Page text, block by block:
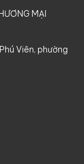
MẠI
Viên, phường